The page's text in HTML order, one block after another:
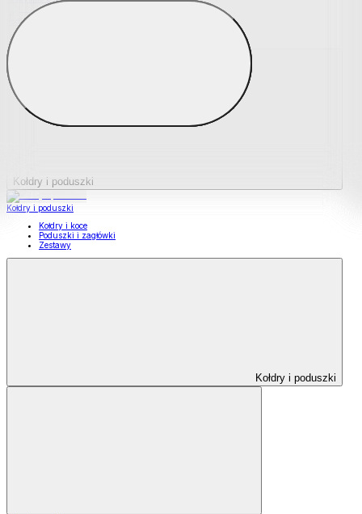
Podkładki na materace
Materace nawierzchniowe
Kołdry i poduszki
Kołdry i poduszki
Kołdry i koce
Poduszki i zagłówki
Zestawy
Kołdry i poduszki